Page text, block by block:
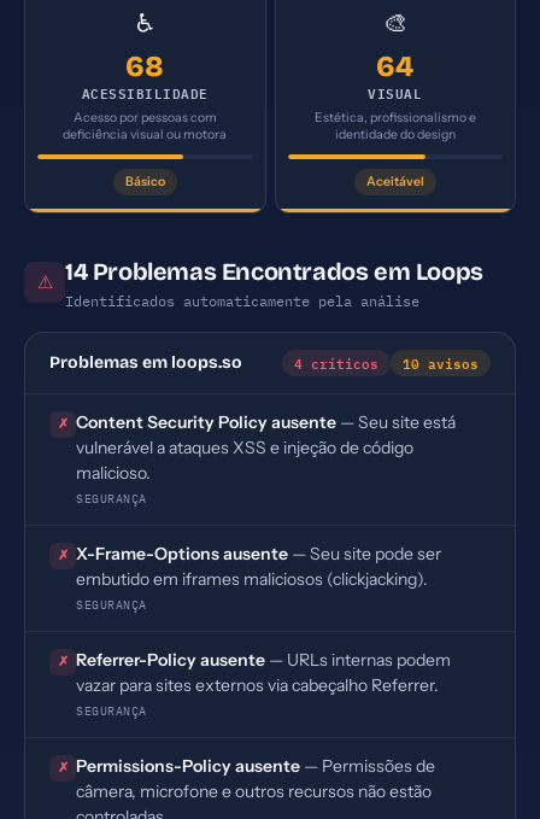
♿
68
ACESSIBILIDADE
Acesso por pessoas com
deficiência visual ou motora
Básico
🎨
64
VISUAL
Estética, profissionalismo e
identidade do design
Aceitável
⚠ 14 Problemas Encontrados em Loops
Identificados automaticamente pela análise
Problemas em loops.so 4 críticos 10 avisos
✗ Content Security Policy ausente — Seu site está
vulnerável a ataques XSS e injeção de código
malicioso.
SEGURANÇA
✗ X-Frame-Options ausente — Seu site pode ser
embutido em iframes maliciosos (clickjacking).
SEGURANÇA
✗ Referrer-Policy ausente — URLs internas podem
vazar para sites externos via cabeçalho Referrer.
SEGURANÇA
✗ Permissions-Policy ausente — Permissões de
câmera, microfone e outros recursos não estão